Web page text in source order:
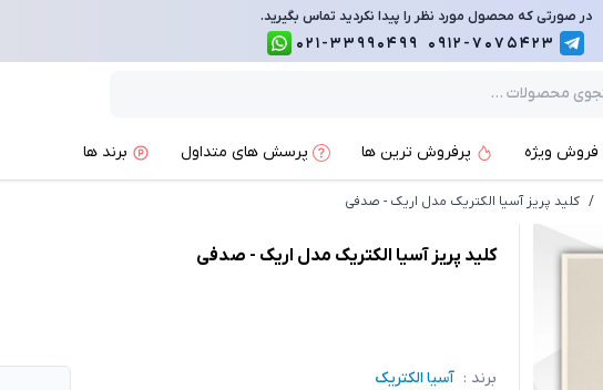
در صورتی که محصول مورد نظر را پیدا نکردید تماس بگیرید.
0912-7075423
021-33990499
فروش ویژه پرفروش ترین ها پرسش های متداول برند ها
/ کلید پریز آسیا الکتریک مدل اریک - صدفی
کلید پریز آسیا الکتریک مدل اریک - صدفی
برند : آسیا الکتریک